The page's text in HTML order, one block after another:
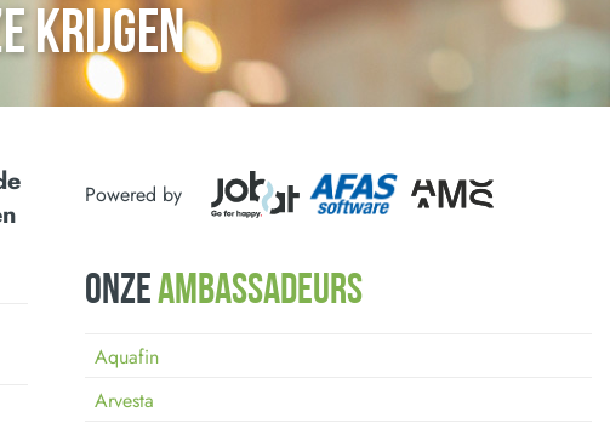
krijgen
Powered by
Onzeambassadeurs
Aquafin
Arvesta